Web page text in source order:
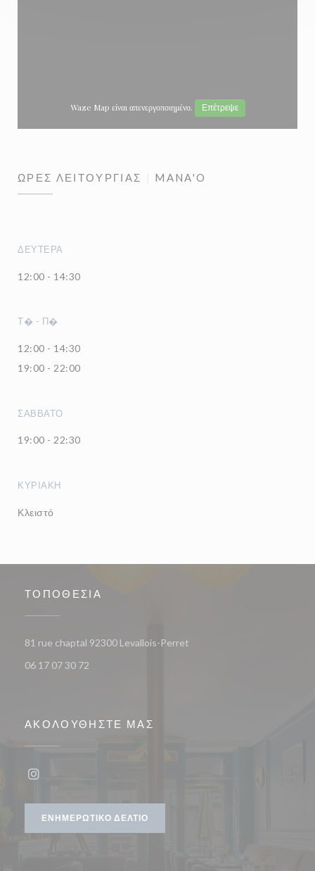
Waze Map είναι απενεργοποιημένο. Επέτρεψε
ΏΡΕΣ ΛΕΙΤΟΥΡΓΊΑΣ MANA'O
ΔΕΥΤΈΡΑ
12:00 - 14:30
Τ� - Π�
12:00 - 14:30
19:00 - 22:00
ΣΆΒΒΑΤΟ
19:00 - 22:30
ΚΥΡΙΑΚΉ
Κλειστό
ΤΟΠΟΘΕΣΊΑ
81 rue chaptal 92300 Levallois-Perret
06 17 07 30 72
ΑΚΟΛΟΥΘΉΣΤΕ ΜΑΣ
ΕΝΗΜΕΡΩΤΙΚΌ ΔΕΛΤΊΟ